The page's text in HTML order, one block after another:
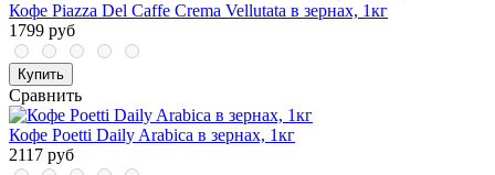
Кофе Piazza Del Caffe Crema Vellutata в зернах, 1кг
1799 руб
Купить
Сравнить
Кофе Poetti Daily Arabica в зернах, 1кг
2117 руб